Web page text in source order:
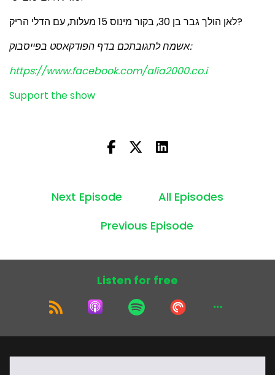
לאן הולך גבר בן 30, בקור מינוס 15 מעלות, עם הדלי הריק?
אשמח לתגובתכם בדף הפודקאסט בפייסבוק:
https://www.facebook.com/alia2000.co.i
Support the show
Next Episode
All Episodes
Previous Episode
Listen for free